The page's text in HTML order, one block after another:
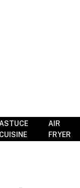
ASTUCE
CUISINE
AIR
FRYER